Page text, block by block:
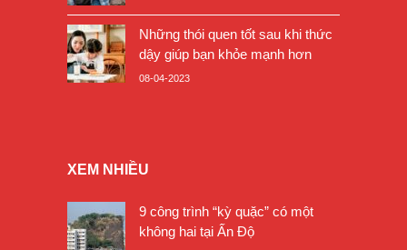
Những thói quen tốt sau khi thức
dậy giúp bạn khỏe mạnh hơn
08-04-2023
XEM NHIỀU
9 công trình “kỳ quặc” có một
không hai tại Ấn Độ